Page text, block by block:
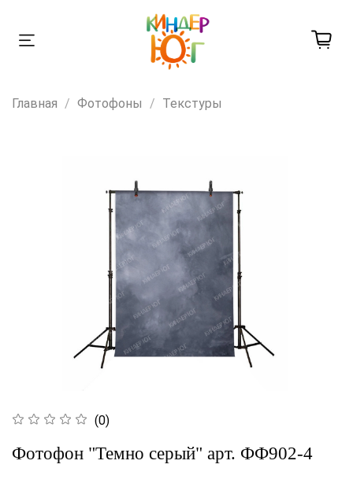
Главная Фотофоны Текстуры
(0)
Фотофон "Темно серый" арт. ФФ902-4